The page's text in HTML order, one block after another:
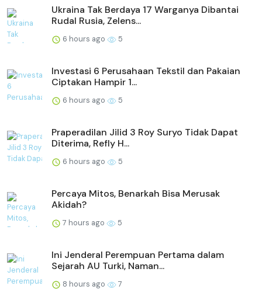
Ukraina Tak Berdaya 17 Warganya Dibantai
Rudal Rusia, Zelens...
6 hours ago 5
Investasi 6 Perusahaan Tekstil dan Pakaian
Ciptakan Hampir 1...
6 hours ago 5
Praperadilan Jilid 3 Roy Suryo Tidak Dapat
Diterima, Refly H...
6 hours ago 5
Percaya Mitos, Benarkah Bisa Merusak
Akidah?
7 hours ago 5
Ini Jenderal Perempuan Pertama dalam
Sejarah AU Turki, Naman...
8 hours ago 7